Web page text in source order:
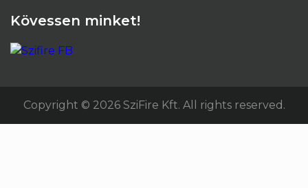
Kövessen minket!
Copyright © 2026 SziFire Kft. All rights reserved.